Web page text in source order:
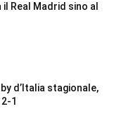
Real Madrid sino al
d’Italia stagionale,
1